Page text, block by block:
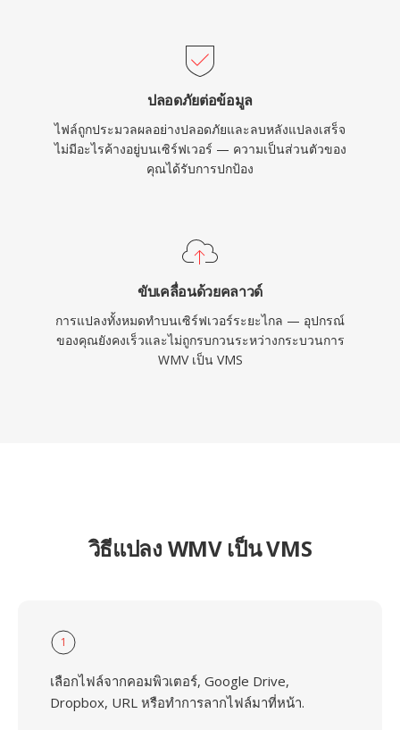
ปลอดภัยต่อข้อมูล
ไฟล์ถูกประมวลผลอย่างปลอดภัยและลบหลังแปลงเสร็จ
ไม่มีอะไรค้างอยู่บนเซิร์ฟเวอร์ — ความเป็นส่วนตัวของ
คุณได้รับการปกป้อง
ขับเคลื่อนด้วยคลาวด์
การแปลงทั้งหมดทำบนเซิร์ฟเวอร์ระยะไกล — อุปกรณ์
ของคุณยังคงเร็วและไม่ถูกรบกวนระหว่างกระบวนการ
WMV เป็น VMS
วิธีแปลง WMV เป็น VMS
1
เลือกไฟล์จากคอมพิวเตอร์, Google Drive,
Dropbox, URL หรือทำการลากไฟล์มาที่หน้า.